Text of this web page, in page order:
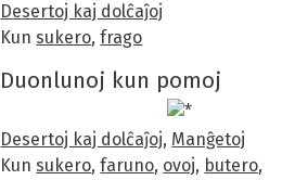
Desertoj kaj dolĉaĵoj
Kun sukero,frago
Duonlunoj kun pomoj
/5
Desertoj kaj dolĉaĵoj, Manĝetoj
Kun sukero,faruno, ovoj, butero,